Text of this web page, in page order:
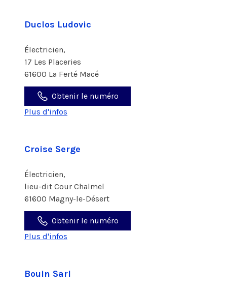
Duclos Ludovic
Électricien,
17 Les Placeries
61600 La Ferté Macé
Obtenir le numéro
Plus d'infos
Croise Serge
Électricien,
lieu-dit Cour Chalmel
61600 Magny-le-Désert
Obtenir le numéro
Plus d'infos
Bouin Sarl